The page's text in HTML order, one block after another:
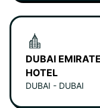
DUBAI
HOTEL
DUBAI - DUBAI